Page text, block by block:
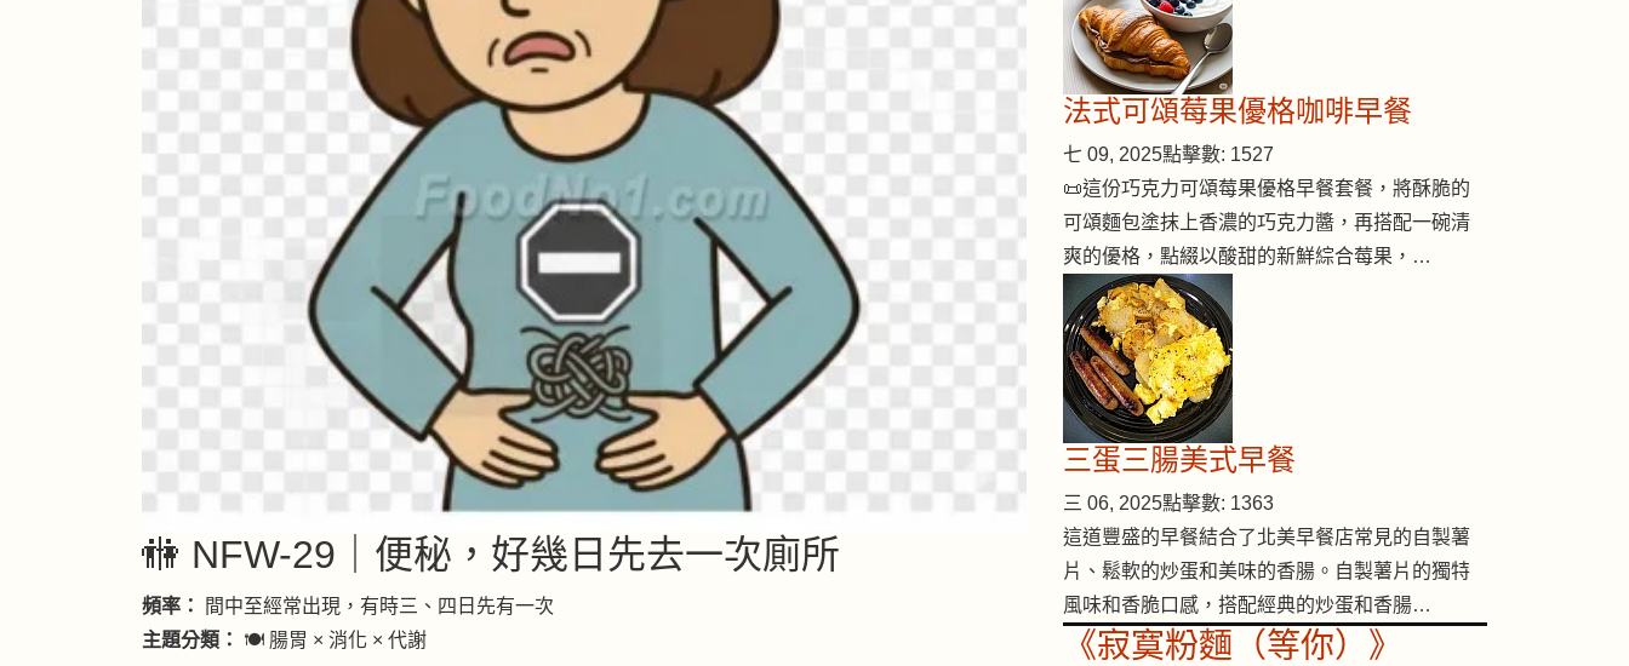
🚻 NFW-29｜便秘，好幾日先去一次廁所
頻率：
間中至經常出現，有時三、四日先有一次
主題分類：
🍽 腸胃 × 消化 × 代謝
法式可頌莓果優格咖啡早餐
七 09, 2025點擊數: 1527
📜這份巧克力可頌莓果優格早餐套餐，將酥脆的
可頌麵包塗抹上香濃的巧克力醬，再搭配一碗清
爽的優格，點綴以酸甜的新鮮綜合莓果，…
三蛋三腸美式早餐
三 06, 2025點擊數: 1363
這道豐盛的早餐結合了北美早餐店常見的自製薯
片、鬆軟的炒蛋和美味的香腸。自製薯片的獨特
風味和香脆口感，搭配經典的炒蛋和香腸…
《寂寞粉麵（等你）》